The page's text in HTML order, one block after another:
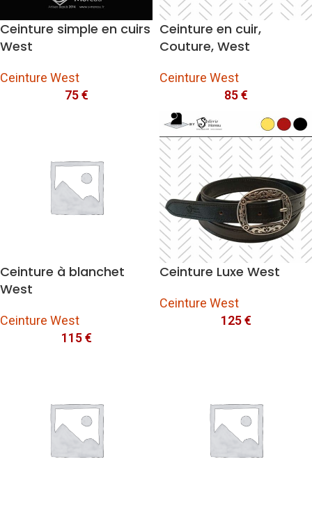
Ceinture simple en cuirs
West
Ceinture West
75€
Ceinture en cuir,
Couture, West
Ceinture West
85€
Ceinture à blanchet
West
Ceinture West
115€
Ceinture Luxe West
Ceinture West
125€